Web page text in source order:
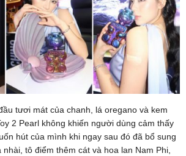
tươi mát của chanh, lá oregano và kem
2 Pearl không khiến người dùng cảm thấy
hút của mình khi ngay sau đó đã bổ sung
tô điểm thêm cát và hoa lan Nam Phi,